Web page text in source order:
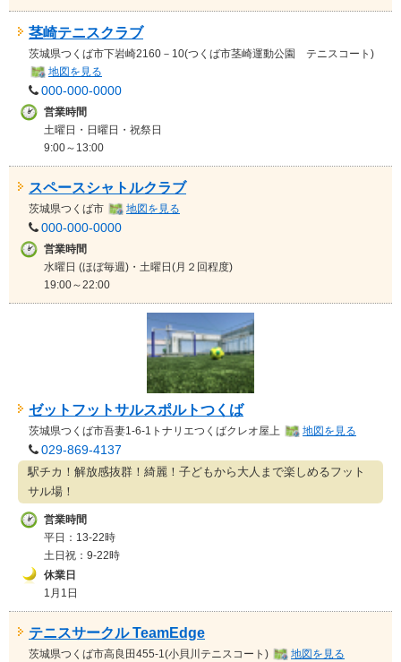
茎崎テニスクラブ
茨城県つくば市下岩崎2160－10(つくば市茎崎運動公園 テニスコート)
地図を見る
000-000-0000
営業時間
土曜日・日曜日・祝祭日
9:00～13:00
スペースシャトルクラブ
茨城県つくば市 地図を見る
000-000-0000
営業時間
水曜日 (ほぼ毎週)・土曜日(月２回程度)
19:00～22:00
ゼットフットサルスポルトつくば
茨城県つくば市吾妻1-6-1トナリエつくばクレオ屋上 地図を見る
029-869-4137
駅チカ！解放感抜群！綺麗！子どもから大人まで楽しめるフット
サル場！
営業時間
平日：13-22時
土日祝：9-22時
休業日
1月1日
テニスサークル TeamEdge
茨城県つくば市高良田455-1(小貝川テニスコート) 地図を見る